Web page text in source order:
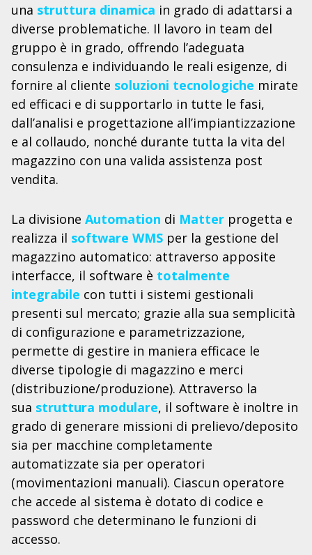
una struttura dinamica in grado di adattarsi a
diverse problematiche. Il lavoro in team del
gruppo è in grado, offrendo l’adeguata
consulenza e individuando le reali esigenze, di
fornire al cliente soluzioni tecnologiche mirate
ed efficaci e di supportarlo in tutte le fasi,
dall’analisi e progettazione all’impiantizzazione
e al collaudo, nonché durante tutta la vita del
magazzino con una valida assistenza post
vendita.
La divisione Automation di Matter progetta e
realizza il software WMS per la gestione del
magazzino automatico: attraverso apposite
interfacce, il software è totalmente
integrabile con tutti i sistemi gestionali
presenti sul mercato; grazie alla sua semplicità
di configurazione e parametrizzazione,
permette di gestire in maniera efficace le
diverse tipologie di magazzino e merci
(distribuzione/produzione). Attraverso la
sua struttura modulare, il software è inoltre in
grado di generare missioni di prelievo/deposito
sia per macchine completamente
automatizzate sia per operatori
(movimentazioni manuali). Ciascun operatore
che accede al sistema è dotato di codice e
password che determinano le funzioni di
accesso.